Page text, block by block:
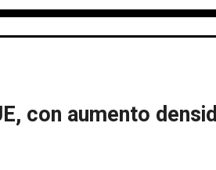
con aumento